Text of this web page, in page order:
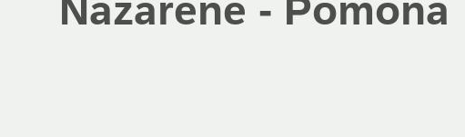
Nazarene - Pomona